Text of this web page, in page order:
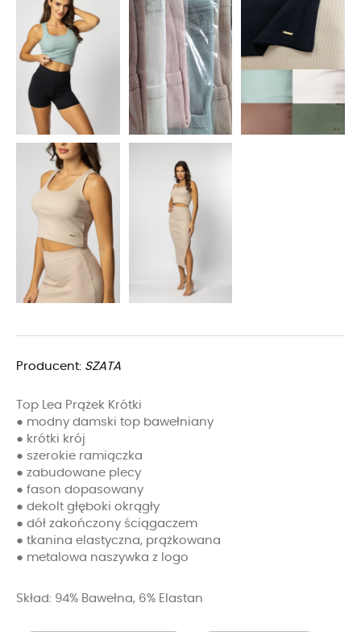
Producent: SZATA
Top Lea Prążek Krótki
● modny damski top bawełniany
● krótki krój
● szerokie ramiączka
● zabudowane plecy
● fason dopasowany
● dekolt głęboki okrągły
● dół zakończony ściągaczem
● tkanina elastyczna, prążkowana
● metalowa naszywka z logo
Skład: 94% Bawełna, 6% Elastan